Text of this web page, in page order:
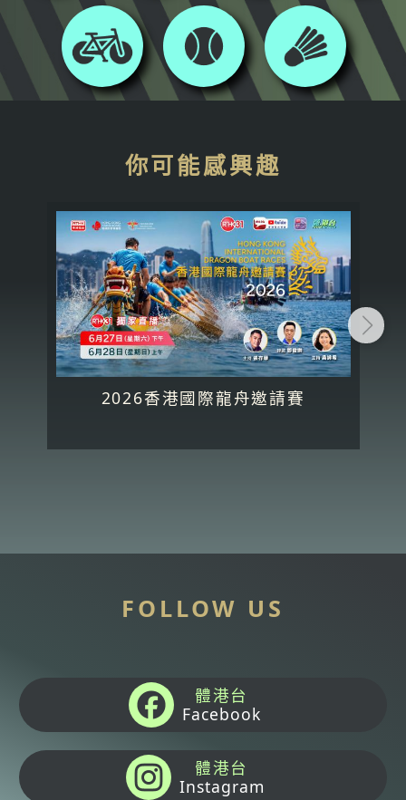
你可能感興趣
2026香港國際龍舟邀請賽
FOLLOW US
體港台
Facebook
體港台
Instagram